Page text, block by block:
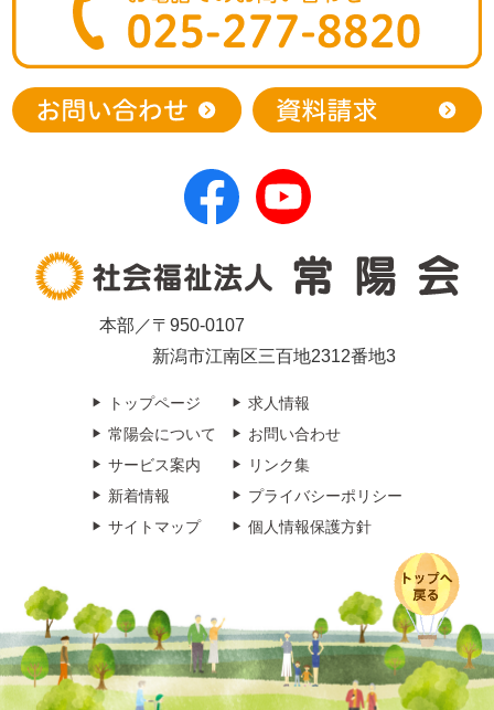
本部／〒950-0107
新潟市江南区三百地2312番地3
トップページ
常陽会について
サービス案内
新着情報
サイトマップ
求人情報
お問い合わせ
リンク集
プライバシーポリシー
個人情報保護方針